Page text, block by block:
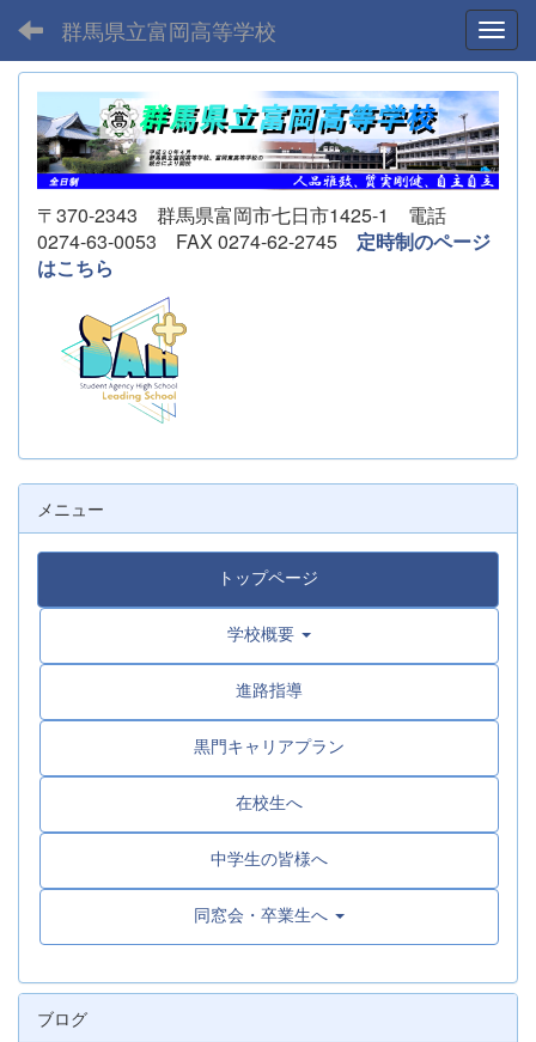
群馬県立富岡高等学校
〒370-2343 群馬県富岡市七日市1425-1 電話
0274-63-0053 FAX 0274-62-2745 定時制のページ
はこちら
メニュー
トップページ
学校概要
進路指導
黒門キャリアプラン
在校生へ
中学生の皆様へ
同窓会・卒業生へ
ブログ